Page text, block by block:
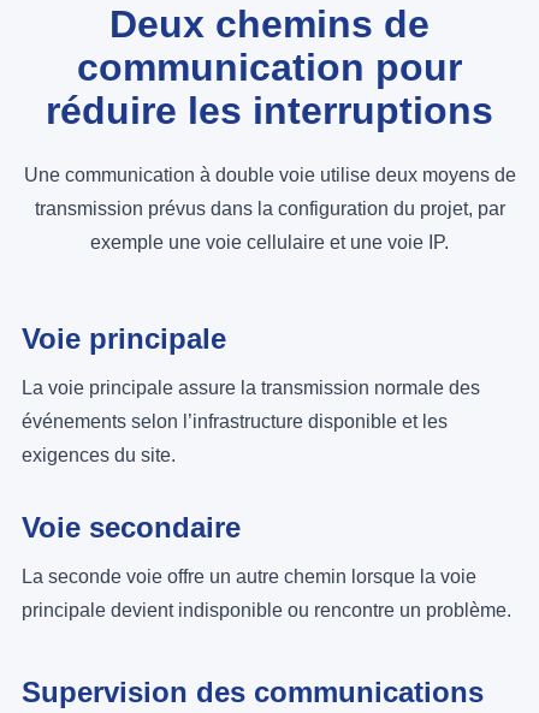
Deux chemins de
communication pour
réduire les interruptions
Une communication à double voie utilise deux moyens de
transmission prévus dans la configuration du projet, par
exemple une voie cellulaire et une voie IP.
Voie principale
La voie principale assure la transmission normale des
événements selon l’infrastructure disponible et les
exigences du site.
Voie secondaire
La seconde voie offre un autre chemin lorsque la voie
principale devient indisponible ou rencontre un problème.
Supervision des communications